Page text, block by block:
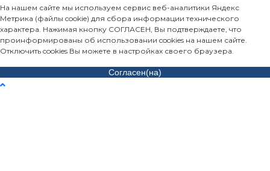
На нашем сайте мы используем сервис веб-аналитики Яндекс
Метрика (файлы cookie) для сбора информации технического
характера. Нажимая кнопку СОГЛАСЕН, Вы подтверждаете, что
проинформированы об использовании cookies на нашем сайте.
Отключить cookies Вы можете в настройках своего браузера.
Согласен(на)